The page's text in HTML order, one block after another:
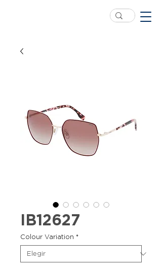
IB12627
Colour Variation *